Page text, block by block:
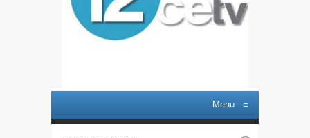
Menu ≡